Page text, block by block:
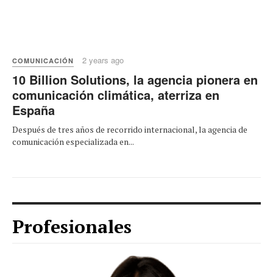
COMUNICACIÓN 2 years ago
10 Billion Solutions, la agencia pionera en
comunicación climática, aterriza en
España
Después de tres años de recorrido internacional, la agencia de
comunicación especializada en...
Profesionales